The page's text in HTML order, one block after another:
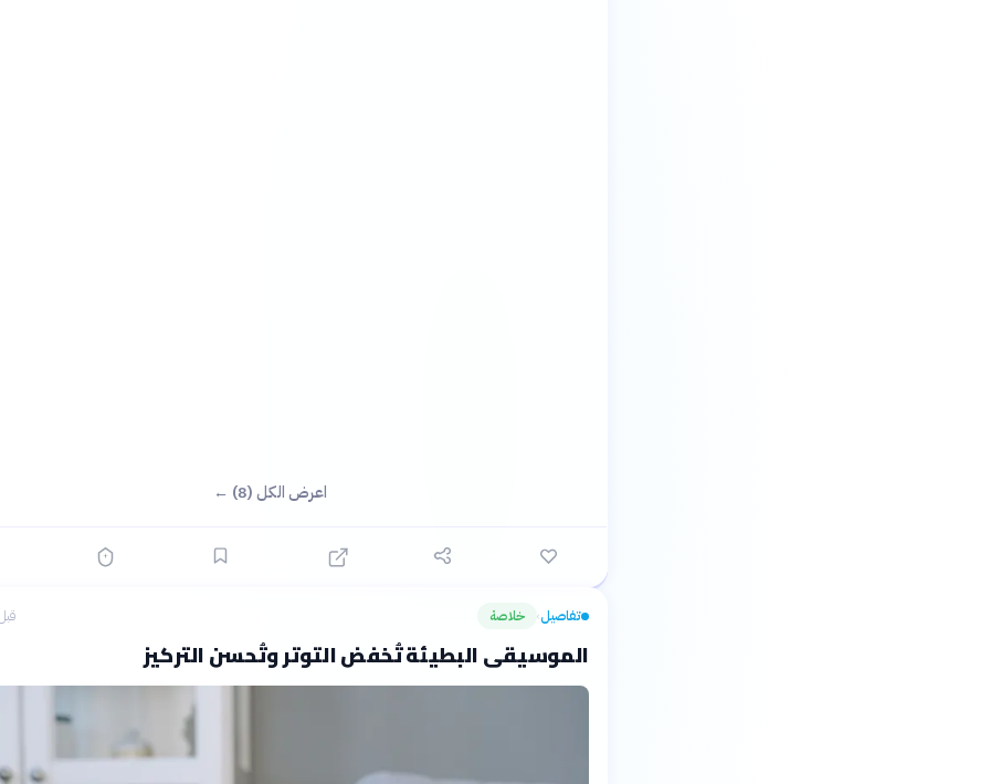
اعرض الكل (8) ←
تفاصيل› خلاصة قبل 13
الموسيقى البطيئة تُخفض التوتر وتُحسن التركيز